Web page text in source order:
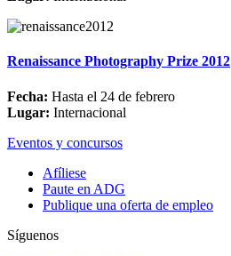
Renaissance Photography Prize 2012
Fecha: Hasta el 24 de febrero
Lugar: Internacional
Eventos y concursos
Afíliese
Paute en ADG
Publique una oferta de empleo
Síguenos